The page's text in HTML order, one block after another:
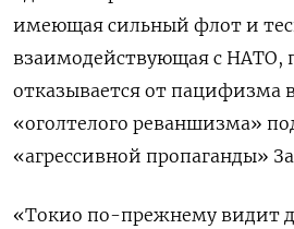
имеющая сильный флот и
взаимодействующая с НАТО,
отказывается от пацифизма
«оголтелого реваншизма»
«агрессивной пропаганды»
«Токио по-прежнему видит